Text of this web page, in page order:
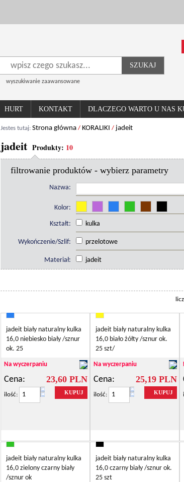
SZUKAJ
wyszukiwanie zaawansowane
HURT KONTAKT DLACZEGO WARTO U NAS
Jestes tutaj: Strona główna / KORALIKI / jadeit
jadeit Produkty: 10
filtrowanie produktów - wybierz parametry
Nazwa:
Kolor:
Kształt: kulka
Wykończenie/Szlif: przelotowe
Materiał: jadeit
jadeit biały naturalny kulka
16,0 niebiesko biały /sznur
ok. 25
Na wyczerpaniu
Cena: 23,60 PLN
ilość: KUPUJ
jadeit biały naturalny kulka
16,0 biało żółty /sznur ok.
25 szt/
Na wyczerpaniu
Cena: 25,19 PLN
ilość: KUPUJ
jadeit biały naturalny kulka
16,0 zielony czarny biały
/sznur ok
jadeit biały naturalny kulka
16,0 czarny biały /sznur ok.
25 szt